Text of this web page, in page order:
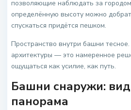
позволяющие наблюдать за
определённую высоту можно
спускаться придётся пешком.
Пространство внутри башни
архитектуры — это намеренное
ощущаться как усилие, как путь.
Башни снаружи:
панорама